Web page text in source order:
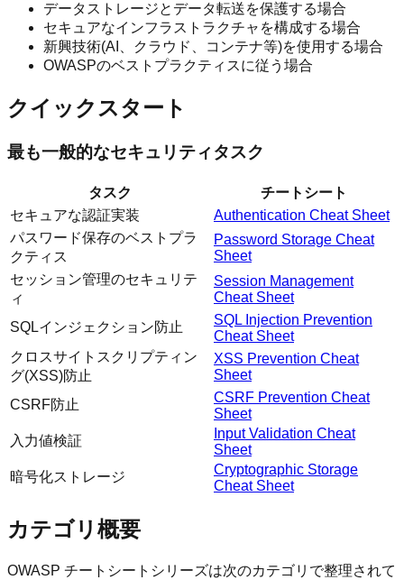
データストレージとデータ転送を保護する場合
セキュアなインフラストラクチャを構成する場合
新興技術(AI、クラウド、コンテナ等)を使用する場合
OWASPのベストプラクティスに従う場合
クイックスタート
最も一般的なセキュリティタスク
タスク
チートシート
セキュアな認証実装
Authentication Cheat Sheet
パスワード保存のベストプラ
クティス
Password Storage Cheat
Sheet
セッション管理のセキュリテ
ィ
Session Management
Cheat Sheet
SQLインジェクション防止
SQL Injection Prevention
Cheat Sheet
クロスサイトスクリプティン
グ(XSS)防止
XSS Prevention Cheat
Sheet
CSRF防止
CSRF Prevention Cheat
Sheet
入力値検証
Input Validation Cheat
Sheet
暗号化ストレージ
Cryptographic Storage
Cheat Sheet
カテゴリ概要
OWASP チートシートシリーズは次のカテゴリで整理されて